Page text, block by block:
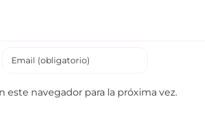
este navegador para la próxima vez.